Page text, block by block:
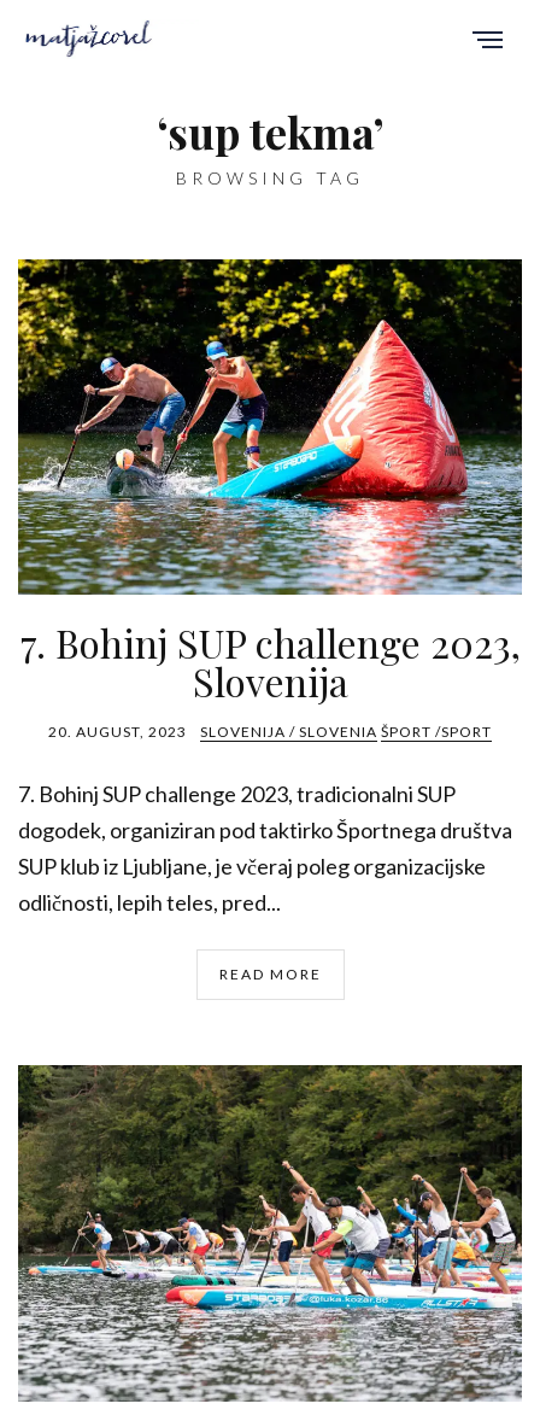
‘sup tekma’
BROWSING TAG
7. Bohinj SUP challenge 2023,
Slovenija
20. AUGUST, 2023 SLOVENIJA / SLOVENIA ŠPORT /SPORT
7. Bohinj SUP challenge 2023, tradicionalni SUP
dogodek, organiziran pod taktirko Športnega društva
SUP klub iz Ljubljane, je včeraj poleg organizacijske
odličnosti, lepih teles, pred...
READ MORE